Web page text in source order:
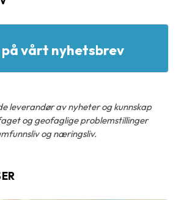
vårt nyhetsbrev
leverandør av nyheter og kunnskap
og geofaglige problemstillinger
og næringsliv.